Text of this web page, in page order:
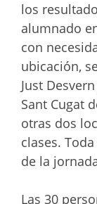
los
alumnado
con
ubicación,
Just
Sant Cugat
otras dos
clases.
de la
Las 30